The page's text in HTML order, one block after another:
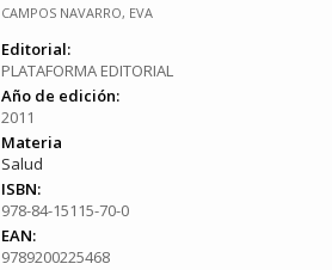
CAMPOS NAVARRO, EVA
Editorial:
PLATAFORMA EDITORIAL
Año de edición:
2011
Materia
Salud
ISBN:
978-84-15115-70-0
EAN:
9789200225468